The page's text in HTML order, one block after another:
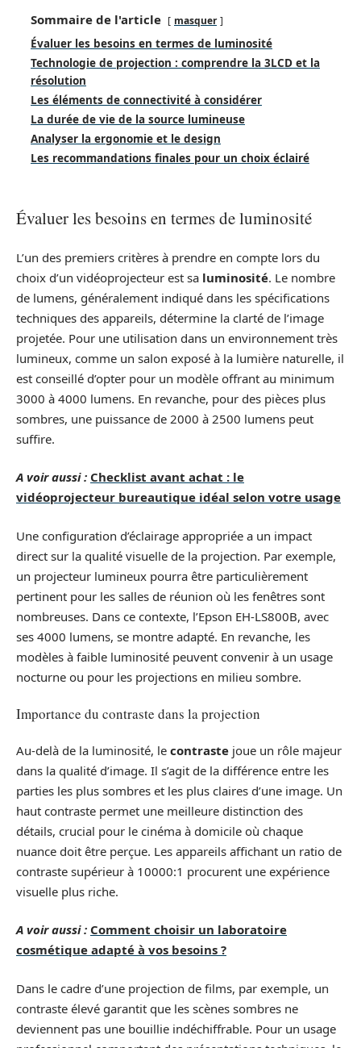
Sommaire de l'article masquer
Évaluer les besoins en termes de luminosité
Technologie de projection : comprendre la 3LCD et la
résolution
Les éléments de connectivité à considérer
La durée de vie de la source lumineuse
Analyser la ergonomie et le design
Les recommandations finales pour un choix éclairé
Évaluer les besoins en termes de luminosité
L’un des premiers critères à prendre en compte lors du
choix d’un vidéoprojecteur est sa luminosité. Le nombre
de lumens, généralement indiqué dans les spécifications
techniques des appareils, détermine la clarté de l’image
projetée. Pour une utilisation dans un environnement très
lumineux, comme un salon exposé à la lumière naturelle, il
est conseillé d’opter pour un modèle offrant au minimum
3000 à 4000 lumens. En revanche, pour des pièces plus
sombres, une puissance de 2000 à 2500 lumens peut
suffire.
A voir aussi : Checklist avant achat : le
vidéoprojecteur bureautique idéal selon votre usage
Une configuration d’éclairage appropriée a un impact
direct sur la qualité visuelle de la projection. Par exemple,
un projecteur lumineux pourra être particulièrement
pertinent pour les salles de réunion où les fenêtres sont
nombreuses. Dans ce contexte, l’Epson EH-LS800B, avec
ses 4000 lumens, se montre adapté. En revanche, les
modèles à faible luminosité peuvent convenir à un usage
nocturne ou pour les projections en milieu sombre.
Importance du contraste dans la projection
Au-delà de la luminosité, le contraste joue un rôle majeur
dans la qualité d’image. Il s’agit de la différence entre les
parties les plus sombres et les plus claires d’une image. Un
haut contraste permet une meilleure distinction des
détails, crucial pour le cinéma à domicile où chaque
nuance doit être perçue. Les appareils affichant un ratio de
contraste supérieur à 10000:1 procurent une expérience
visuelle plus riche.
A voir aussi : Comment choisir un laboratoire
cosmétique adapté à vos besoins ?
Dans le cadre d’une projection de films, par exemple, un
contraste élevé garantit que les scènes sombres ne
deviennent pas une bouillie indéchiffrable. Pour un usage